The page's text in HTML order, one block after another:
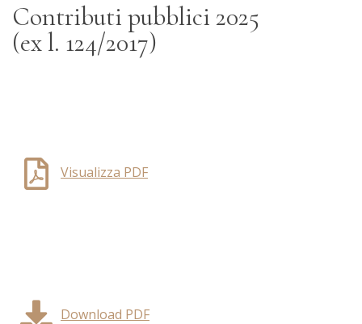
Contributi pubblici 2025
(ex l. 124/2017)
Visualizza PDF
Download PDF